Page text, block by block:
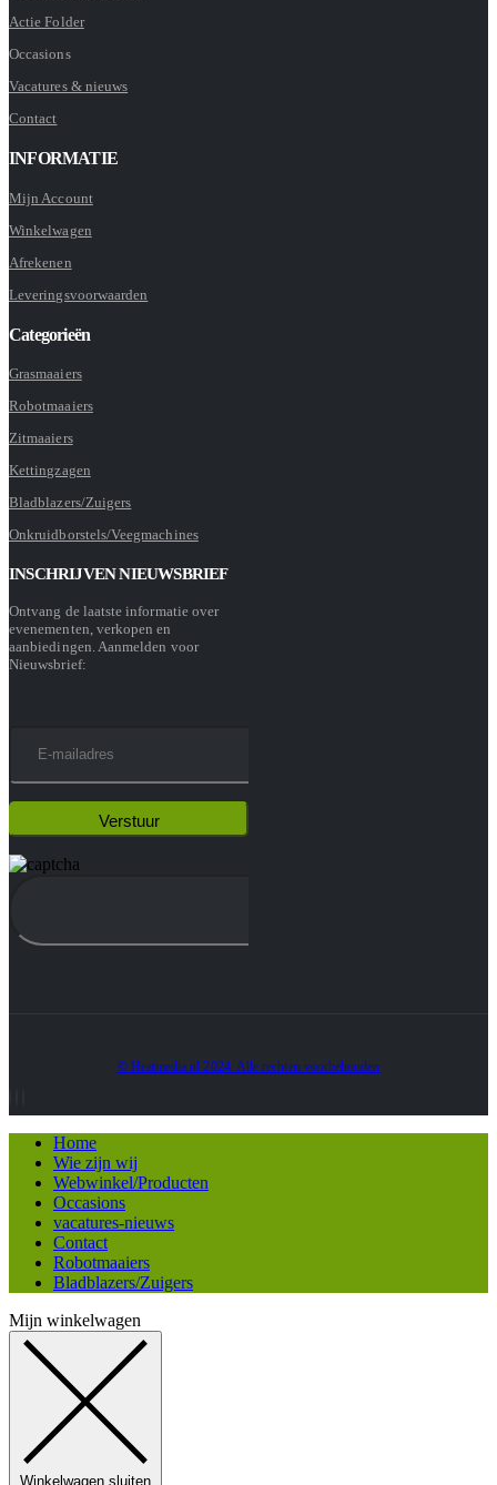
Actie Folder
Occasions
Vacatures & nieuws
Contact
INFORMATIE
Mijn Account
Winkelwagen
Afrekenen
Leveringsvoorwaarden
Categorieën
Grasmaaiers
Robotmaaiers
Zitmaaiers
Kettingzagen
Bladblazers/Zuigers
Onkruidborstels/Veegmachines
INSCHRIJVEN NIEUWSBRIEF
Ontvang de laatste informatie over
evenementen, verkopen en
aanbiedingen. Aanmelden voor
Nieuwsbrief:
© Heatmedia.nl 2024. Alle rechten voorbehouden
Home
Wie zijn wij
Webwinkel/Producten
Occasions
vacatures-nieuws
Contact
Robotmaaiers
Bladblazers/Zuigers
Mijn winkelwagen
Winkelwagen sluiten